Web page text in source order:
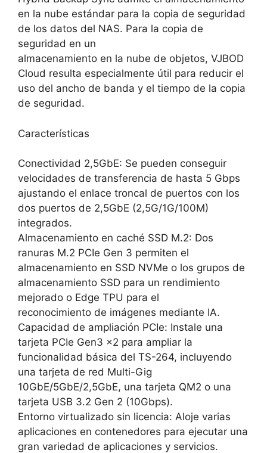
en la nube estándar para la copia de seguridad
de los datos del NAS. Para la copia de
seguridad en un
almacenamiento en la nube de objetos, VJBOD
Cloud resulta especialmente útil para reducir el
uso del ancho de banda y el tiempo de la copia
de seguridad.
Características
Conectividad 2,5GbE: Se pueden conseguir
velocidades de transferencia de hasta 5 Gbps
ajustando el enlace troncal de puertos con los
dos puertos de 2,5GbE (2,5G/1G/100M)
integrados.
Almacenamiento en caché SSD M.2: Dos
ranuras M.2 PCIe Gen 3 permiten el
almacenamiento en SSD NVMe o los grupos de
almacenamiento SSD para un rendimiento
mejorado o Edge TPU para el
reconocimiento de imágenes mediante IA.
Capacidad de ampliación PCIe: Instale una
tarjeta PCIe Gen3 x2 para ampliar la
funcionalidad básica del TS-264, incluyendo
una tarjeta de red Multi-Gig
10GbE/5GbE/2,5GbE, una tarjeta QM2 o una
tarjeta USB 3.2 Gen 2 (10Gbps).
Entorno virtualizado sin licencia: Aloje varias
aplicaciones en contenedores para ejecutar una
gran variedad de aplicaciones y servicios.